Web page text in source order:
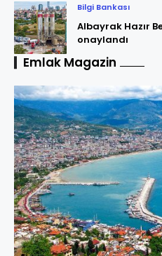
Bilgi Bankası
Albayrak Hazır Beton’un halka
onaylandı
Emlak Magazin